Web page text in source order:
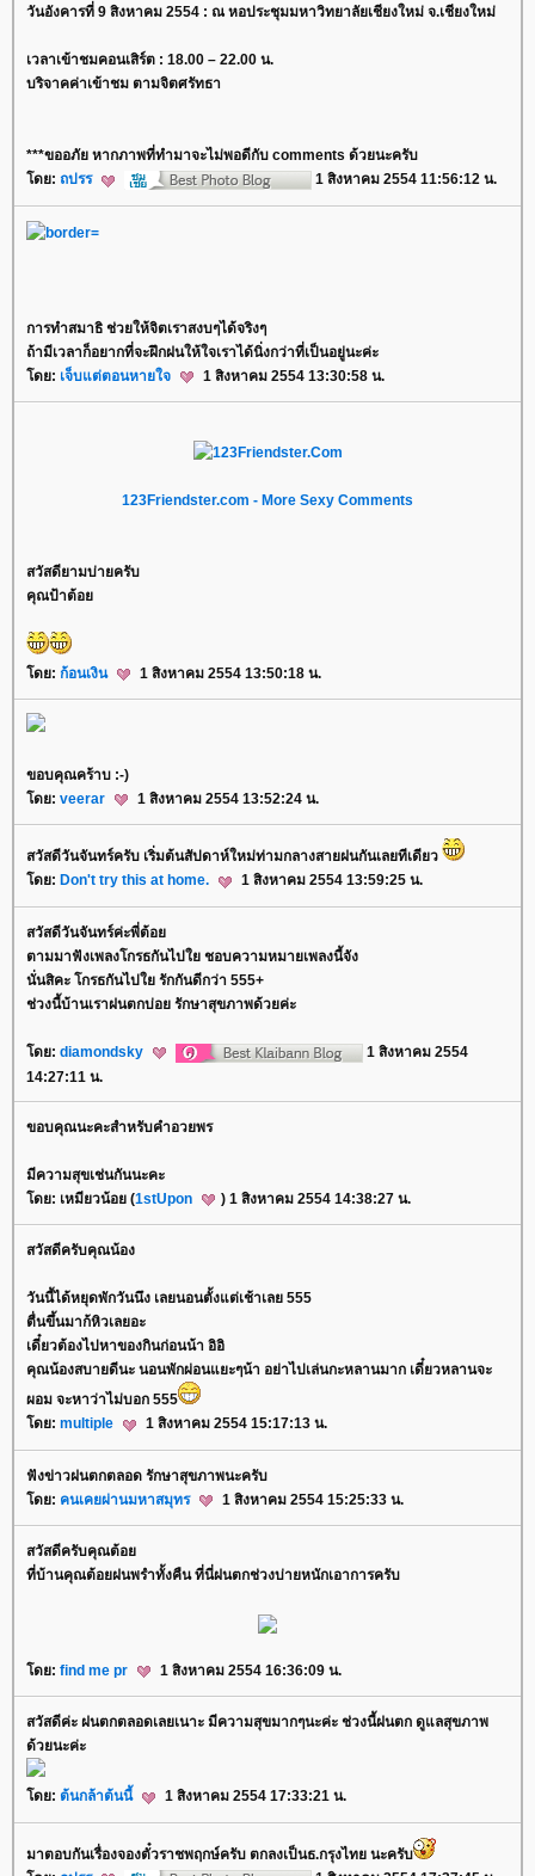
วันอังคารที่ 9 สิงหาคม 2554 : ณ หอประชุมมหาวิทยาลัยเชียงใหม่ จ.เชียงใหม่
เวลาเข้าชมคอนเสิร์ต : 18.00 – 22.00 น.
บริจาคค่าเข้าชม ตามจิตศรัทธา
***ขออภัย หากภาพที่ทำมาจะไม่พอดีกับ comments ด้วยนะครับ
ดย: ถปรร 1 สิงหาคม 2554 11:56:12 น.
การทำสมาธิ ช่วยให้จิตเราสงบๆได้จริงๆ
ถ้ามีเวลาก็อยากที่จะฝึกฝนให้ใจเราได้นิ่งกว่าที่เป็นอยู่นะค่ะ
ดย: เจ็บแต่ตอนหายใจ 1 สิงหาคม 2554 13:30:58 น.
123Friendster.com - More Sexy Comments
สวัสดียามบ่ายครับ
คุณป้าต้อ
ดย: ก้อนเงิน 1 สิงหาคม 2554 13:50:18 น.
ขอบคุณคร้าบ :-)
ดย: veerar 1 สิงหาคม 2554 13:52:24 น.
สวัสดีวันจันทร์ครับ เริ่มต้นสัปดาห์ใหม่ท่ามกลางสายฝนกันเลยทีเดียว
ดย: Don't try this at home. 1 สิงหาคม 2554 13:59:25 น.
สวัสดีวันจันทร์ค่ะพี่ต้อ
ตามมาฟังเพลงโกรธกันไปใย ชอบความหมายเพลงนี้จัง
นั่นสิคะ โกรธกันไปใย รักกันดีกว่า 555+
ช่วงนี้บ้านเราฝนตกบ่อย รักษาสุขภาพด้วยค่ะ
ดย: diamondsky
1 สิงหาคม 2554
14:27:11 น.
ขอบคุณนะคะสำหรับคำอวยพร
มีความสุขเช่นกันนะคะ
ดย: เหมียวน้อย (1stUpon ) 1 สิงหาคม 2554 14:38:27 น.
สวัสดีครับคุณน้อง
วันนี้ได้หยุดพักวันนึง เลยนอนตั้งแต่เช้าเลย 555
ตื่นขึ้นมาก้หิวเลยอะ
เดี๋ยวต้องไปหาของกินก่อนน้า อิอิ
คุณน้องสบายดีนะ นอนพักผ่อนแยะๆน้า อย่าไปเล่นกะหลานมาก เดี๋ยวหลานจะ
ผอม จะหาว่าไม่บอก 555
ดย: multiple 1 สิงหาคม 2554 15:17:13 น.
ฟังข่าวฝนตกตลอด รักษาสุขภาพนะครับ
ดย: คนเคยผ่านมหาสมุทร 1 สิงหาคม 2554 15:25:33 น.
สวัสดีครับคุณต้อ
ที่บ้านคุณต้อยฝนพรำทั้งคืน ที่นี่ฝนตกช่วงบ่ายหนักเอาการครับ
ดย: find me pr 1 สิงหาคม 2554 16:36:09 น.
สวัสดีค่ะ ฝนตกตลอดเลยเนาะ มีความสุขมากๆนะค่ะ ช่วงนี้ฝนตก ดูแลสุขภาพ
ด้วยนะค่ะ
ดย: ต้นกล้าต้นนี้ 1 สิงหาคม 2554 17:33:21 น.
มาตอบกันเรื่องจองตั๋วราชพฤกษ์ครับ ตกลงเป็นธ.กรุงไทย นะครับ